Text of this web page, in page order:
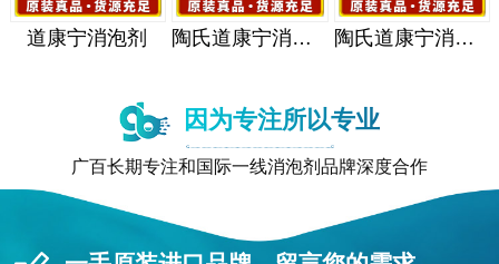
道康宁消泡剂 陶氏道康宁消泡剂 陶氏道康宁消泡剂
因为专注所以专业
广百长期专注和国际一线消泡剂品牌深度合作